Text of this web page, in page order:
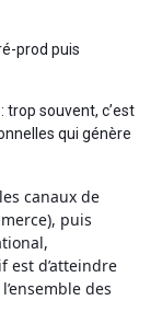
prod puis
trop souvent, c’est
qui génère
canaux de
puis
est d’atteindre
des